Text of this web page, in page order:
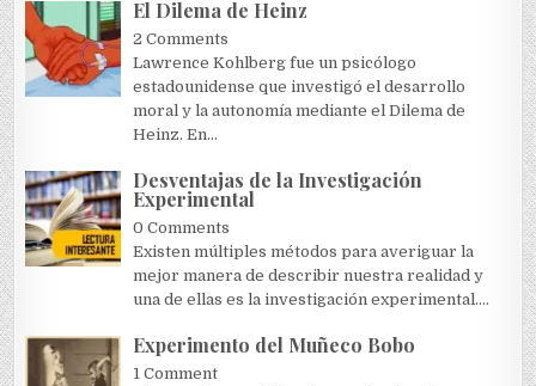
El Dilema de Heinz
2 Comments
Lawrence Kohlberg fue un psicólogo
estadounidense que investigó el desarrollo
moral y la autonomía mediante el Dilema de
Heinz. En...
Desventajas de la Investigación
Experimental
0 Comments
Existen múltiples métodos para averiguar la
mejor manera de describir nuestra realidad y
una de ellas es la investigación experimental....
Experimento del Muñeco Bobo
1 Comment